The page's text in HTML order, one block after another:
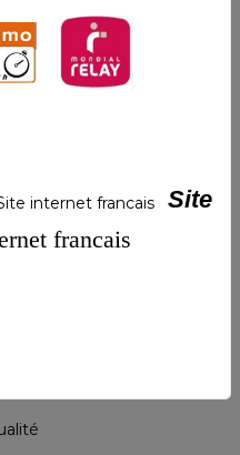
des billes en acier
aucune possibilité
outil aussi bien sur le
extérieures;
combinaisons
cycles
Site